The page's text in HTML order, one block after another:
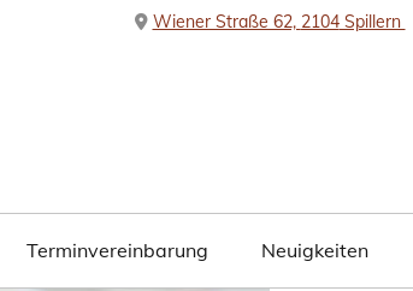
 Wiener Straße 62, 2104Spillern
Terminvereinbarung Neuigkeiten